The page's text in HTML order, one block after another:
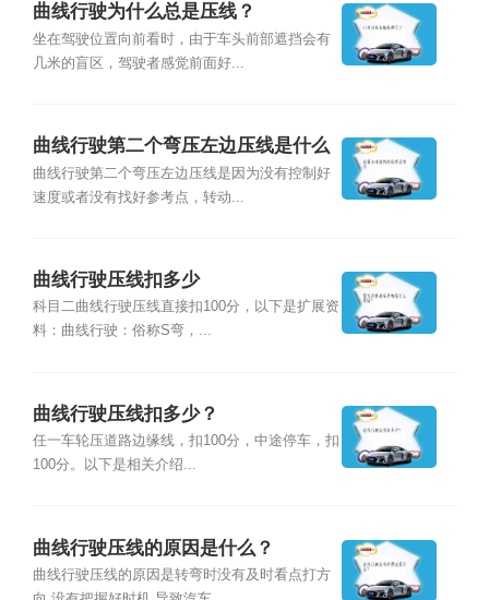
曲线行驶为什么总是压线？
坐在驾驶位置向前看时，由于车头前部遮挡会有
几米的盲区，驾驶者感觉前面好...
曲线行驶第二个弯压左边压线是什么
原因？
曲线行驶第二个弯压左边压线是因为没有控制好
速度或者没有找好参考点，转动...
曲线行驶压线扣多少
科目二曲线行驶压线直接扣100分，以下是扩展资
料：曲线行驶：俗称S弯，...
曲线行驶压线扣多少？
任一车轮压道路边缘线，扣100分，中途停车，扣
100分。以下是相关介绍...
曲线行驶压线的原因是什么？
曲线行驶压线的原因是转弯时没有及时看点打方